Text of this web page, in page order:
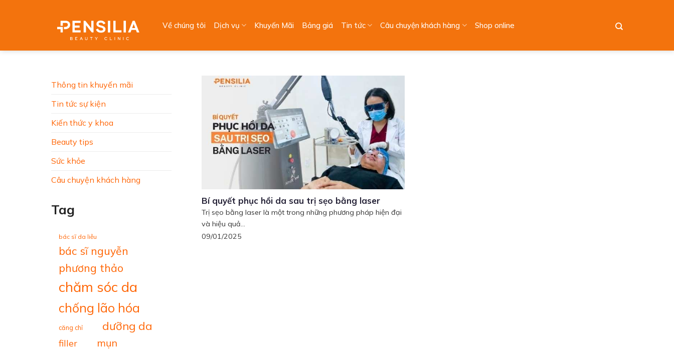
Về chúng tôi Dịch vụ Khuyến Mãi Bảng giá Tin tức Câu chuyện khách hàng Shop online
Thông tin khuyến mãi
Tin tức sự kiện
Kiến thức y khoa
Beauty tips
Sức khỏe
Câu chuyện khách hàng
Tag
bác sĩ da liễu
bác sĩ nguyễn
phương thảo
chăm sóc da
chống lão hóa
căng chỉ dưỡng da
filler mụn
Bí quyết phục hồi da sau trị sẹo bằng laser
Trị sẹo bằng laser là một trong những phương pháp hiện đại
và hiệu quả...
09/01/2025